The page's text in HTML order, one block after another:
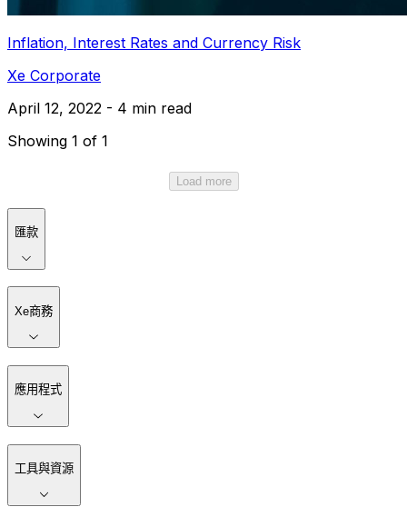
Inflation, Interest Rates and Currency Risk
Xe Corporate
April 12, 2022 - 4 min read
Showing 1 of 1
Load more
匯款
Xe商務
應用程式
工具與資源